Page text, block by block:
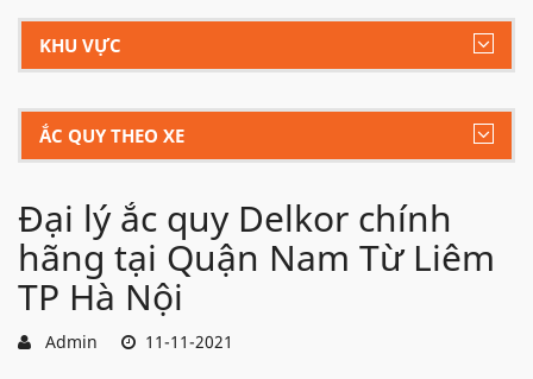
KHU VỰC
ẮC QUY THEO XE
Đại lý ắc quy Delkor chính
hãng tại Quận Nam Từ Liêm
TP Hà Nội
Admin 11-11-2021